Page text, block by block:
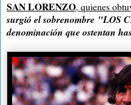
SAN LORENZO, quienes
surgió el sobrenombre "LOS
denominación que ostentan